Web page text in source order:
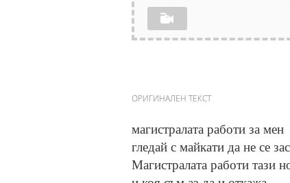
ОРИГИНАЛЕН ТЕКСТ
магистралата работи за мен
гледай с майкати да не се
Магистралата работи тази